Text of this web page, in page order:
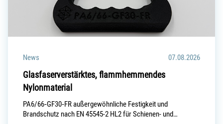
News 07.08.2026
Glasfaserverstärktes, flammhemmendes
Nylonmaterial
PA6/66‑GF30‑FR außergewöhnliche Festigkeit und
Brandschutz nach EN 45545-2 HL2 für Schienen- und…